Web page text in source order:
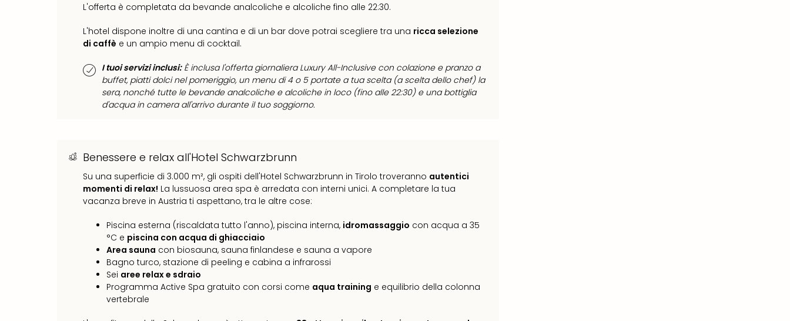
L'offerta è completata da bevande analcoliche e alcoliche fino alle 22:30.
L'hotel dispone inoltre di una cantina e di un bar dove potrai scegliere tra una ricca selezione
di caffè e un ampio menu di cocktail.
I tuoi servizi inclusi:È inclusa l'offerta giornaliera Luxury All-Inclusive con colazione e pranzo a
buffet, piatti dolci nel pomeriggio, un menu di 4 o 5 portate a tua scelta (a scelta dello chef) la
sera, nonché tutte le bevande analcoliche e alcoliche in loco (fino alle 22:30) e una bottiglia
d'acqua in camera all'arrivo durante il tuo soggiorno.
Benessere e relax all'Hotel Schwarzbrunn
Su una superficie di 3.000 m², gli ospiti dell'Hotel Schwarzbrunn in Tirolo troveranno autentici
momenti di relax! La lussuosa area spa è arredata con interni unici. A completare la tua
vacanza breve in Austria ti aspettano, tra le altre cose:
Piscina esterna (riscaldata tutto l'anno), piscina interna, idromassaggio con acqua a 35
°C e piscina con acqua di ghiacciaio
Area sauna con biosauna, sauna finlandese e sauna a vapore
Bagno turco, stazione di peeling e cabina a infrarossi
Sei aree relax e sdraio
Programma Active Spa gratuito con corsi come aqua training e equilibrio della colonna
vertebrale